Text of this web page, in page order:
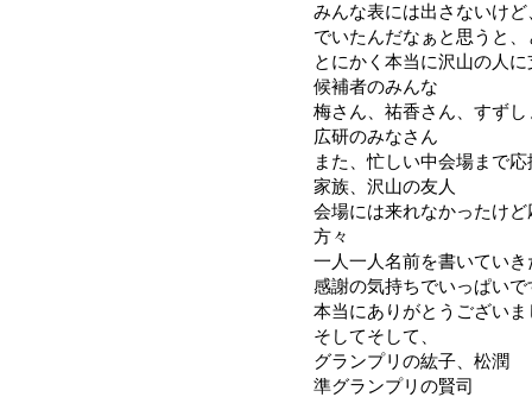
みんな表には出さないけ
でいたんだなぁと思うと
とにかく本当に沢山の人
候補者のみんな
梅さん、祐香さん、すず
広研のみなさん
また、忙しい中会場まで
家族、沢山の友人
会場には来れなかったけ
方々
一人一人名前を書いてい
感謝の気持ちでいっぱいで
本当にありがとうござい
そしてそして、
グランプリの紘子、松潤
準グランプリの賢司